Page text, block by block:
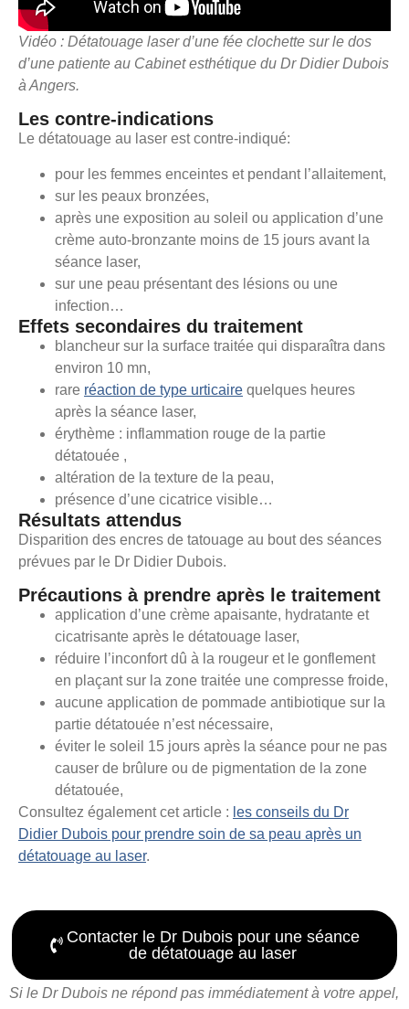
Vidéo : Détatouage laser d’une fée clochette sur le dos
d’une patiente au Cabinet esthétique du Dr Didier Dubois
à Angers.
Les contre-indications
Le détatouage au laser est contre-indiqué:
pour les femmes enceintes et pendant l’allaitement,
sur les peaux bronzées,
après une exposition au soleil ou application d’une
crème auto-bronzante moins de 15 jours avant la
séance laser,
sur une peau présentant des lésions ou une
infection…
Effets secondaires du traitement
blancheur sur la surface traitée qui disparaîtra dans
environ 10 mn,
rare réaction de type urticaire quelques heures
après la séance laser,
érythème : inflammation rouge de la partie
détatouée ,
altération de la texture de la peau,
présence d’une cicatrice visible…
Résultats attendus
Disparition des encres de tatouage au bout des séances
prévues par le Dr Didier Dubois.
Précautions à prendre après le traitement
application d’une crème apaisante, hydratante et
cicatrisante après le détatouage laser,
réduire l’inconfort dû à la rougeur et le gonflement
en plaçant sur la zone traitée une compresse froide,
aucune application de pommade antibiotique sur la
partie détatouée n’est nécessaire,
éviter le soleil 15 jours après la séance pour ne pas
causer de brûlure ou de pigmentation de la zone
détatouée,
Consultez également cet article : les conseils du Dr
Didier Dubois pour prendre soin de sa peau après un
détatouage au laser.
Contacter le Dr Dubois pour une séance
de détatouage au laser
Si le Dr Dubois ne répond pas immédiatement à votre appel,